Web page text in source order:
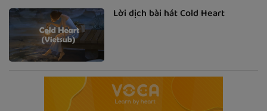
Lời dịch bài hát Cold Heart